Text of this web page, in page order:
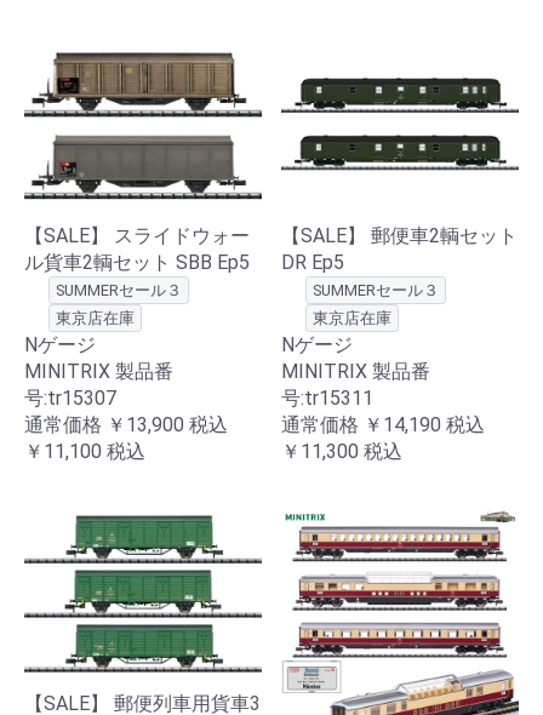
【SALE】 スライドウォー
ル貨車2輌セット SBB Ep5
SUMMERセール３
東京店在庫
Nゲージ
MINITRIX 製品番
号:tr15307
通常価格 ￥13,900 税込
￥11,100 税込
【SALE】 郵便車2輌セット
DR Ep5
SUMMERセール３
東京店在庫
Nゲージ
MINITRIX 製品番
号:tr15311
通常価格 ￥14,190 税込
￥11,300 税込
【SALE】 郵便列車用貨車3